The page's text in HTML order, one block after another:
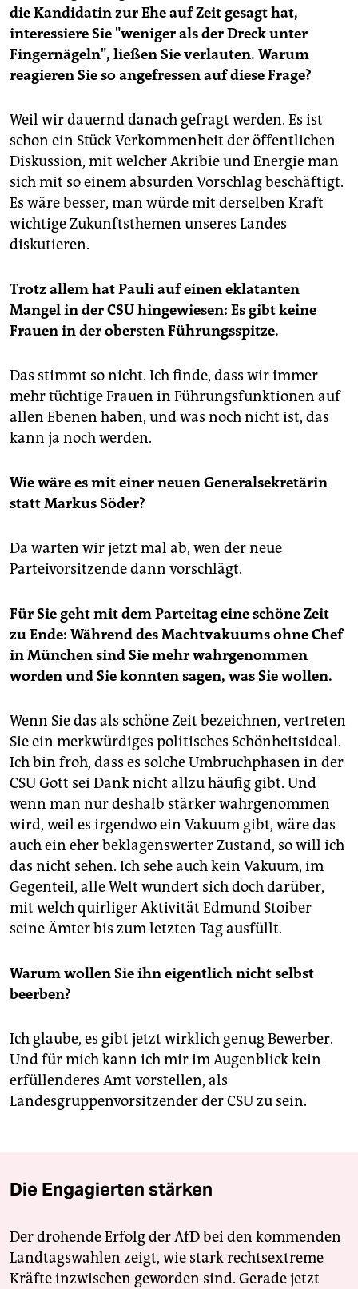
die Kandidatin zur Ehe auf Zeit gesagt hat,
interessiere Sie "weniger als der Dreck unter
Fingernägeln", ließen Sie verlauten. Warum
reagieren Sie so angefressen auf diese Frage?
Weil wir dauernd danach gefragt werden. Es ist
schon ein Stück Verkommenheit der öffentlichen
Diskussion, mit welcher Akribie und Energie man
sich mit so einem absurden Vorschlag beschäftigt.
Es wäre besser, man würde mit derselben Kraft
wichtige Zukunftsthemen unseres Landes
diskutieren.
Trotz allem hat Pauli auf einen eklatanten
Mangel in der CSU hingewiesen: Es gibt keine
Frauen in der obersten Führungsspitze.
Das stimmt so nicht. Ich finde, dass wir immer
mehr tüchtige Frauen in Führungsfunktionen auf
allen Ebenen haben, und was noch nicht ist, das
kann ja noch werden.
Wie wäre es mit einer neuen Generalsekretärin
statt Markus Söder?
Da warten wir jetzt mal ab, wen der neue
Parteivorsitzende dann vorschlägt.
Für Sie geht mit dem Parteitag eine schöne Zeit
zu Ende: Während des Machtvakuums ohne Chef
in München sind Sie mehr wahrgenommen
worden und Sie konnten sagen, was Sie wollen.
Wenn Sie das als schöne Zeit bezeichnen, vertreten
Sie ein merkwürdiges politisches Schönheitsideal.
Ich bin froh, dass es solche Umbruchphasen in der
CSU Gott sei Dank nicht allzu häufig gibt. Und
wenn man nur deshalb stärker wahrgenommen
wird, weil es irgendwo ein Vakuum gibt, wäre das
auch ein eher beklagenswerter Zustand, so will ich
das nicht sehen. Ich sehe auch kein Vakuum, im
Gegenteil, alle Welt wundert sich doch darüber,
mit welch quirliger Aktivität Edmund Stoiber
seine Ämter bis zum letzten Tag ausfüllt.
Warum wollen Sie ihn eigentlich nicht selbst
beerben?
Ich glaube, es gibt jetzt wirklich genug Bewerber.
Und für mich kann ich mir im Augenblick kein
erfüllenderes Amt vorstellen, als
Landesgruppenvorsitzender der CSU zu sein.
Die Engagierten stärken
Der drohende Erfolg der AfD bei den kommenden
Landtagswahlen zeigt, wie stark rechtsextreme
Kräfte inzwischen geworden sind. Gerade jetzt